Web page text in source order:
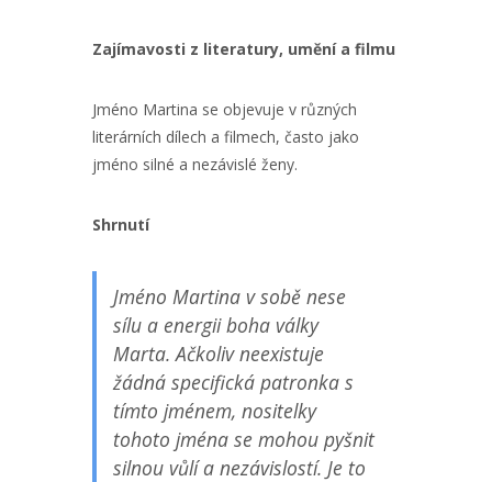
Zajímavosti z literatury, umění a filmu
Jméno Martina se objevuje v různých
literárních dílech a filmech, často jako
jméno silné a nezávislé ženy.
Shrnutí
Jméno Martina v sobě nese
sílu a energii boha války
Marta. Ačkoliv neexistuje
žádná specifická patronka s
tímto jménem, nositelky
tohoto jména se mohou pyšnit
silnou vůlí a nezávislostí. Je to